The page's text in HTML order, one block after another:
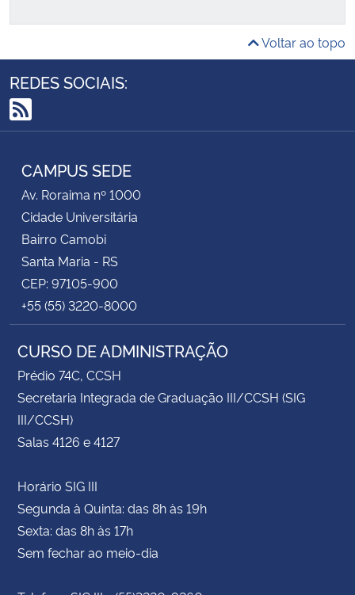
Voltar ao topo
REDES SOCIAIS:
RSS
CAMPUS SEDE
Av. Roraima nº 1000
Cidade Universitária
Bairro Camobi
Santa Maria - RS
CEP: 97105-900
+55 (55) 3220-8000
CURSO DE ADMINISTRAÇÃO
Prédio 74C, CCSH
Secretaria Integrada de Graduação III/CCSH (SIG
III/CCSH)
Salas 4126 e 4127
Horário SIG III
Segunda à Quinta: das 8h às 19h
Sexta: das 8h às 17h
Sem fechar ao meio-dia